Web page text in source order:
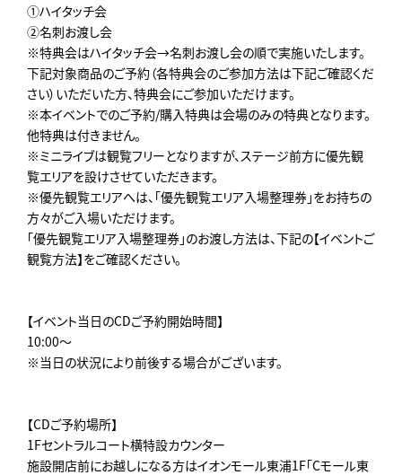
①ハイタッチ会
②名刺お渡し会
※特典会はハイタッチ会→名刺お渡し会の順で実施いたします。
下記対象商品のご予約（各特典会のご参加方法は下記ご確認くだ
さい）いただいた方、特典会にご参加いただけます。
※本イベントでのご予約/購入特典は会場のみの特典となります。
他特典は付きません。
※ミニライブは観覧フリーとなりますが、ステージ前方に優先観
覧エリアを設けさせていただきます。
※優先観覧エリアへは、「優先観覧エリア入場整理券」をお持ちの
方々がご入場いただけます。
「優先観覧エリア入場整理券」のお渡し方法は、下記の【イベントご
観覧方法】をご確認ください。
【イベント当日のCDご予約開始時間】
10:00～
※当日の状況により前後する場合がございます。
【CDご予約場所】
1Fセントラルコート横特設カウンター
施設開店前にお越しになる方はイオンモール東浦1F「Cモール東